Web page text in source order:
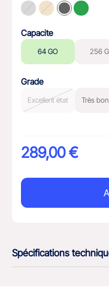
Capacite
64 GO 256
Grade
Excellent état Très
289,00 €
Spécifications